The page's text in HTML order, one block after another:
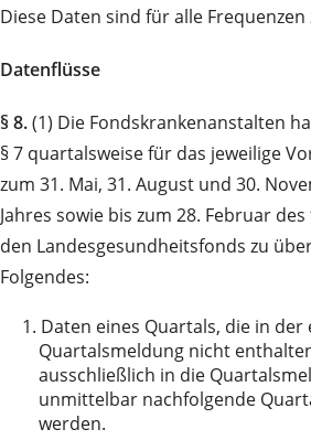
Diese Daten sind für alle Frequenzen
Datenflüsse
§ 8.(1) Die Fondskrankenanstalten
§ 7 quartalsweise für das jeweilige
zum 31. Mai, 31. August und 30.
Jahres sowie bis zum 28. Februar
den Landesgesundheitsfonds zu
Folgendes:
1. Daten eines Quartals, die in
Quartalsmeldung nicht
ausschließlich in die
unmittelbar nachfolgende
werden.